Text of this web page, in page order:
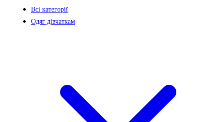
Всі категорії
Одяг дівчаткам